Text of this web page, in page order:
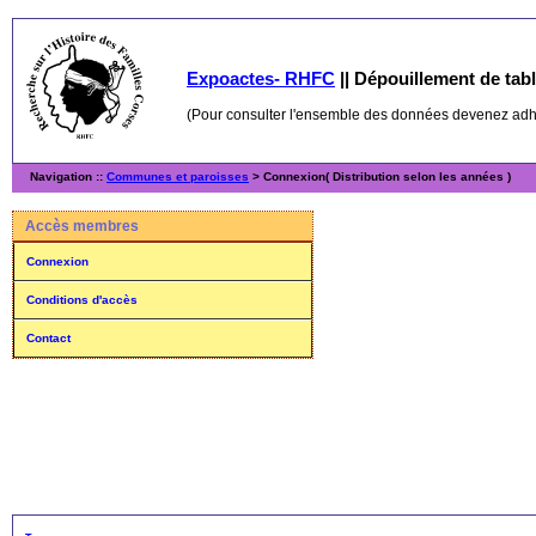
Expoactes- RHFC || Dépouillement de
(Pour consulter l'ensemble des données devenez
Navigation :: Communes et paroisses > Connexion( Distribution selon les années )
Accès membres
Connexion
Conditions d'accès
Contact